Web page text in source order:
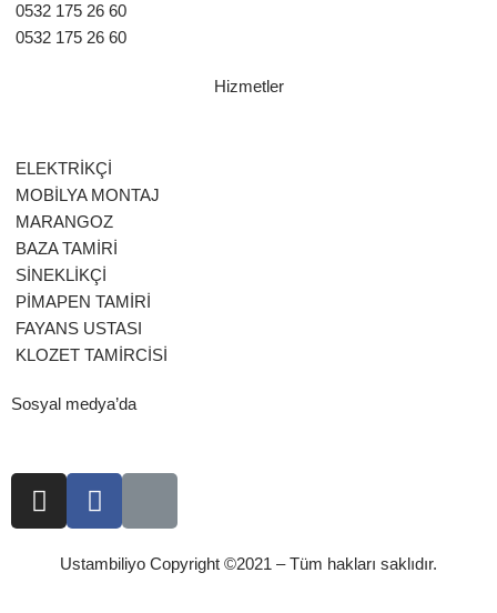
0532 175 26 60
0532 175 26 60
Hizmetler
ELEKTRİKÇİ
MOBİLYA MONTAJ
MARANGOZ
BAZA TAMİRİ
SİNEKLİKÇİ
PİMAPEN TAMİRİ
FAYANS USTASI
KLOZET TAMİRCİSİ
Sosyal medya’da
Ustambiliyo Copyright ©2021 – Tüm hakları saklıdır.